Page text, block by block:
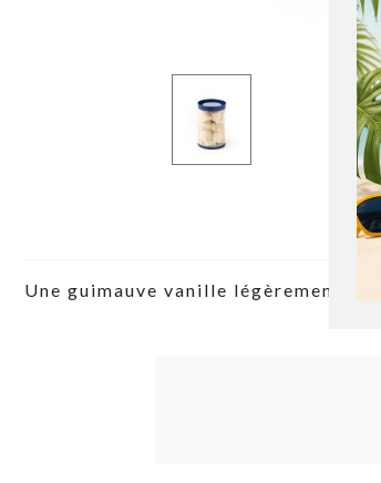
Une guimauve vanille légèrement